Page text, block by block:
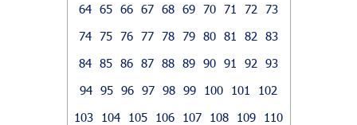
64 65 66 67 68 69 70 71 72
73
74 75 76 77 78 79 80 81 82
83
84 85 86 87 88 89 90 91 92
93
94 95 96 97 98 99 100 101
102
103
104 105 106 107 108 109
110